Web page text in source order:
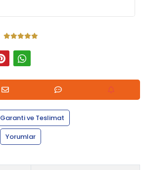
Garanti ve Teslimat
Yorumlar